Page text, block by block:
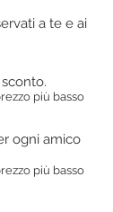
a te e ai
più basso
ogni amico
più basso